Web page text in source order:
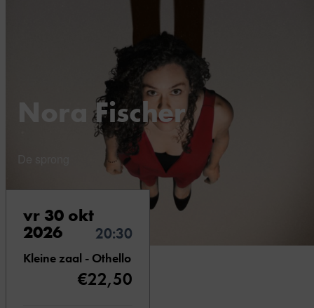
Nora Fischer
vr 30 okt
2026 20:30
Kleine zaal - Othello
€22,50